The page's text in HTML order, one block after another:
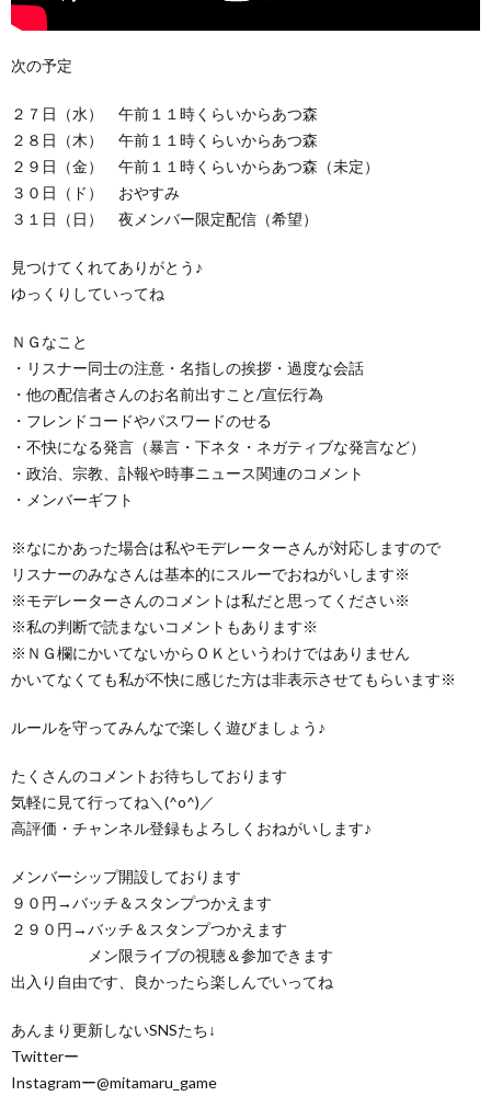
次の予定
２７日（水） 午前１１時くらいからあつ森
２８日（木） 午前１１時くらいからあつ森
２９日（金） 午前１１時くらいからあつ森（未定）
３０日（ド） おやすみ
３１日（日） 夜メンバー限定配信（希望）
見つけてくれてありがとう♪
ゆっくりしていってね
ＮＧなこと
・リスナー同士の注意・名指しの挨拶・過度な会話
・他の配信者さんのお名前出すこと/宣伝行為
・フレンドコードやパスワードのせる
・不快になる発言（暴言・下ネタ・ネガティブな発言など）
・政治、宗教、訃報や時事ニュース関連のコメント
・メンバーギフト
※なにかあった場合は私やモデレーターさんが対応しますので
リスナーのみなさんは基本的にスルーでおねがいします※
※モデレーターさんのコメントは私だと思ってください※
※私の判断で読まないコメントもあります※
※ＮＧ欄にかいてないからＯＫというわけではありません
かいてなくても私が不快に感じた方は非表示させてもらいます※
ルールを守ってみんなで楽しく遊びましょう♪
たくさんのコメントお待ちしております
気軽に見て行ってね＼(^o^)／
高評価・チャンネル登録もよろしくおねがいします♪
メンバーシップ開設しております
９０円→バッチ＆スタンプつかえます
２９０円→バッチ＆スタンプつかえます
メン限ライブの視聴＆参加できます
出入り自由です、良かったら楽しんでいってね
あんまり更新しないSNSたち↓
Twitterー
Instagramー@mitamaru_game